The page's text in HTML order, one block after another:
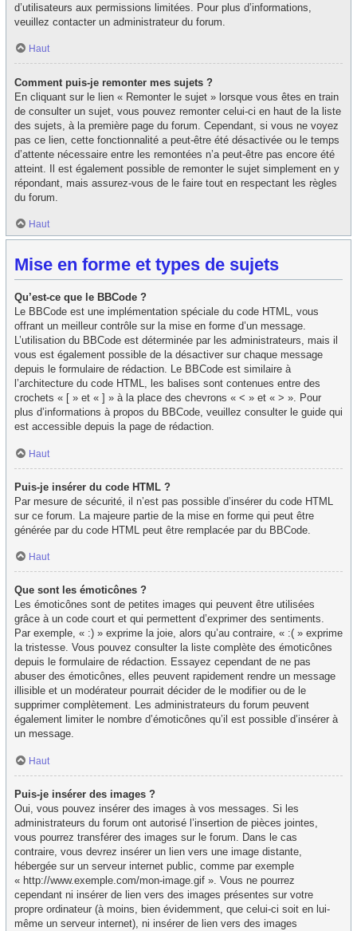
d’utilisateurs aux permissions limitées. Pour plus d’informations,
veuillez contacter un administrateur du forum.
Haut
Comment puis-je remonter mes sujets ?
En cliquant sur le lien « Remonter le sujet » lorsque vous êtes en train
de consulter un sujet, vous pouvez remonter celui-ci en haut de la liste
des sujets, à la première page du forum. Cependant, si vous ne voyez
pas ce lien, cette fonctionnalité a peut-être été désactivée ou le temps
d’attente nécessaire entre les remontées n’a peut-être pas encore été
atteint. Il est également possible de remonter le sujet simplement en y
répondant, mais assurez-vous de le faire tout en respectant les règles
du forum.
Haut
Mise en forme et types de sujets
Qu’est-ce que le BBCode ?
Le BBCode est une implémentation spéciale du code HTML, vous
offrant un meilleur contrôle sur la mise en forme d’un message.
L’utilisation du BBCode est déterminée par les administrateurs, mais il
vous est également possible de la désactiver sur chaque message
depuis le formulaire de rédaction. Le BBCode est similaire à
l’architecture du code HTML, les balises sont contenues entre des
crochets « [ » et « ] » à la place des chevrons « < » et « > ». Pour
plus d’informations à propos du BBCode, veuillez consulter le guide qui
est accessible depuis la page de rédaction.
Haut
Puis-je insérer du code HTML ?
Par mesure de sécurité, il n’est pas possible d’insérer du code HTML
sur ce forum. La majeure partie de la mise en forme qui peut être
générée par du code HTML peut être remplacée par du BBCode.
Haut
Que sont les émoticônes ?
Les émoticônes sont de petites images qui peuvent être utilisées
grâce à un code court et qui permettent d’exprimer des sentiments.
Par exemple, « :) » exprime la joie, alors qu’au contraire, « :( » exprime
la tristesse. Vous pouvez consulter la liste complète des émoticônes
depuis le formulaire de rédaction. Essayez cependant de ne pas
abuser des émoticônes, elles peuvent rapidement rendre un message
illisible et un modérateur pourrait décider de le modifier ou de le
supprimer complètement. Les administrateurs du forum peuvent
également limiter le nombre d’émoticônes qu’il est possible d’insérer à
un message.
Haut
Puis-je insérer des images ?
Oui, vous pouvez insérer des images à vos messages. Si les
administrateurs du forum ont autorisé l’insertion de pièces jointes,
vous pourrez transférer des images sur le forum. Dans le cas
contraire, vous devrez insérer un lien vers une image distante,
hébergée sur un serveur internet public, comme par exemple
« http://www.exemple.com/mon-image.gif ». Vous ne pourrez
cependant ni insérer de lien vers des images présentes sur votre
propre ordinateur (à moins, bien évidemment, que celui-ci soit en lui-
même un serveur internet), ni insérer de lien vers des images